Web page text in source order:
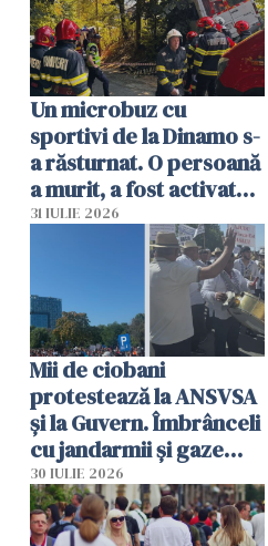
Un microbuz cu
sportivi de la Dinamo s-
a răsturnat. O persoană
a murit, a fost activat
planul roșu de
31 IULIE 2026
Mii de ciobani
protestează la ANSVSA
și la Guvern. Îmbrânceli
cu jandarmii și gaze
lacrimogene
30 IULIE 2026